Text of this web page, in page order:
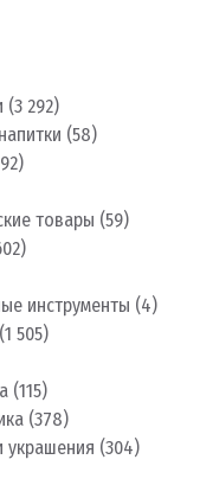
(3 292)
(58)
товары (59)
инструменты (4)
(1 505)
(115)
(378)
(304)